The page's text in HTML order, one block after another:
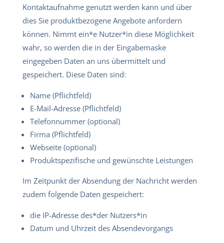
Kontaktaufnahme genutzt werden kann und über
dies Sie produktbezogene Angebote anfordern
können. Nimmt ein*e Nutzer*in diese Möglichkeit
wahr, so werden die in der Eingabemaske
eingegeben Daten an uns übermittelt und
gespeichert. Diese Daten sind:
Name (Pflichtfeld)
E-Mail-Adresse (Pflichtfeld)
Telefonnummer (optional)
Firma (Pflichtfeld)
Webseite (optional)
Produktspezifische und gewünschte Leistungen
Im Zeitpunkt der Absendung der Nachricht werden
zudem folgende Daten gespeichert:
die IP-Adresse des*der Nutzers*in
Datum und Uhrzeit des Absendevorgangs